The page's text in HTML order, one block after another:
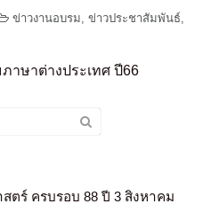
ข่าวงานอบรม, ข่าวประชาสัมพันธ์,
าษาต่างประเทศ ปี66
ร์ ครบรอบ 88 ปี 3 สิงหาคม